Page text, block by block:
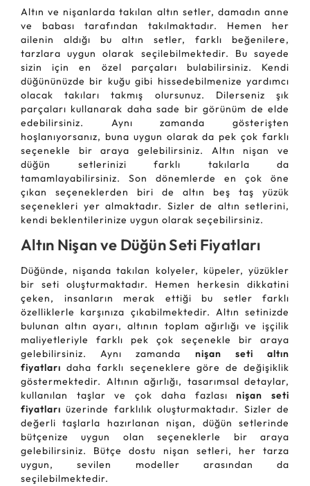
Altın ve nişanlarda takılan altın setler, damadın anne
ve babası tarafından takılmaktadır. Hemen her
ailenin aldığı bu altın setler, farklı beğenilere,
tarzlara uygun olarak seçilebilmektedir. Bu sayede
sizin için en özel parçaları bulabilirsiniz. Kendi
düğününüzde bir kuğu gibi hissedebilmenize yardımcı
olacak takıları takmış olursunuz. Dilerseniz şık
parçaları kullanarak daha sade bir görünüm de elde
edebilirsiniz. Aynı zamanda gösterişten
hoşlanıyorsanız, buna uygun olarak da pek çok farklı
seçenekle bir araya gelebilirsiniz. Altın nişan ve
düğün setlerinizi farklı takılarla da
tamamlayabilirsiniz. Son dönemlerde en çok öne
çıkan seçeneklerden biri de altın beş taş yüzük
seçenekleri yer almaktadır. Sizler de altın setlerini,
kendi beklentilerinize uygun olarak seçebilirsiniz.
Altın Nişan ve Düğün Seti Fiyatları
Düğünde, nişanda takılan kolyeler, küpeler, yüzükler
bir seti oluşturmaktadır. Hemen herkesin dikkatini
çeken, insanların merak ettiği bu setler farklı
özelliklerle karşınıza çıkabilmektedir. Altın setinizde
bulunan altın ayarı, altının toplam ağırlığı ve işçilik
maliyetleriyle farklı pek çok seçenekle bir araya
gelebilirsiniz. Aynı zamanda nişan seti altın
fiyatları daha farklı seçeneklere göre de değişiklik
göstermektedir. Altının ağırlığı, tasarımsal detaylar,
kullanılan taşlar ve çok daha fazlasınişan seti
fiyatlarıüzerinde farklılık oluşturmaktadır. Sizler de
değerli taşlarla hazırlanan nişan, düğün setlerinde
bütçenize uygun olan seçeneklerle bir araya
gelebilirsiniz. Bütçe dostu nişan setleri, her tarza
uygun, sevilen modeller arasından da
seçilebilmektedir.